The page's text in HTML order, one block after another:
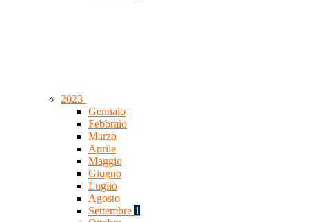
2023
Gennaio
Febbraio
Marzo
Aprile
Maggio
Giugno
Luglio
Agosto
Settembre 1